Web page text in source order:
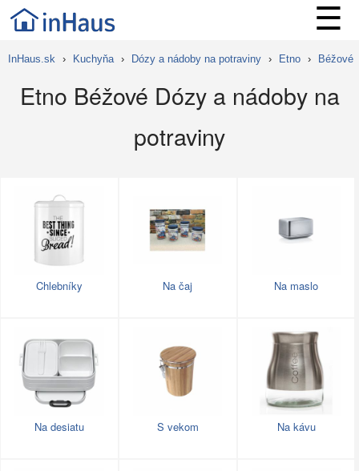
☰
InHaus.sk › Kuchyňa › Dózy a nádoby na potraviny › Etno › Béžové
Etno Béžové Dózy a nádoby na
potraviny
Chlebníky Na čaj Na maslo
Na desiatu S vekom Na kávu